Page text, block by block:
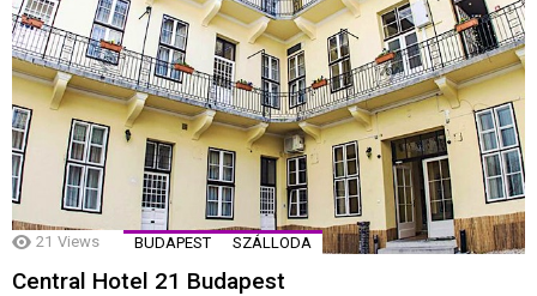
21 Views BUDAPEST SZÁLLODA
Central Hotel 21 Budapest